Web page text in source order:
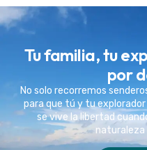
Tu familia, tu
por
No solo recorremos
para que tú y tu
se vive la libertad
naturaleza